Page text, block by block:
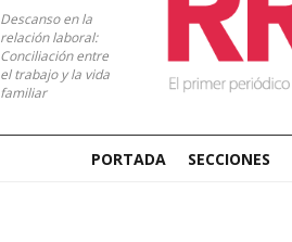
Descanso en la
relación laboral:
Conciliación entre
el trabajo y la vida
familiar
PORTADA SECCIONES